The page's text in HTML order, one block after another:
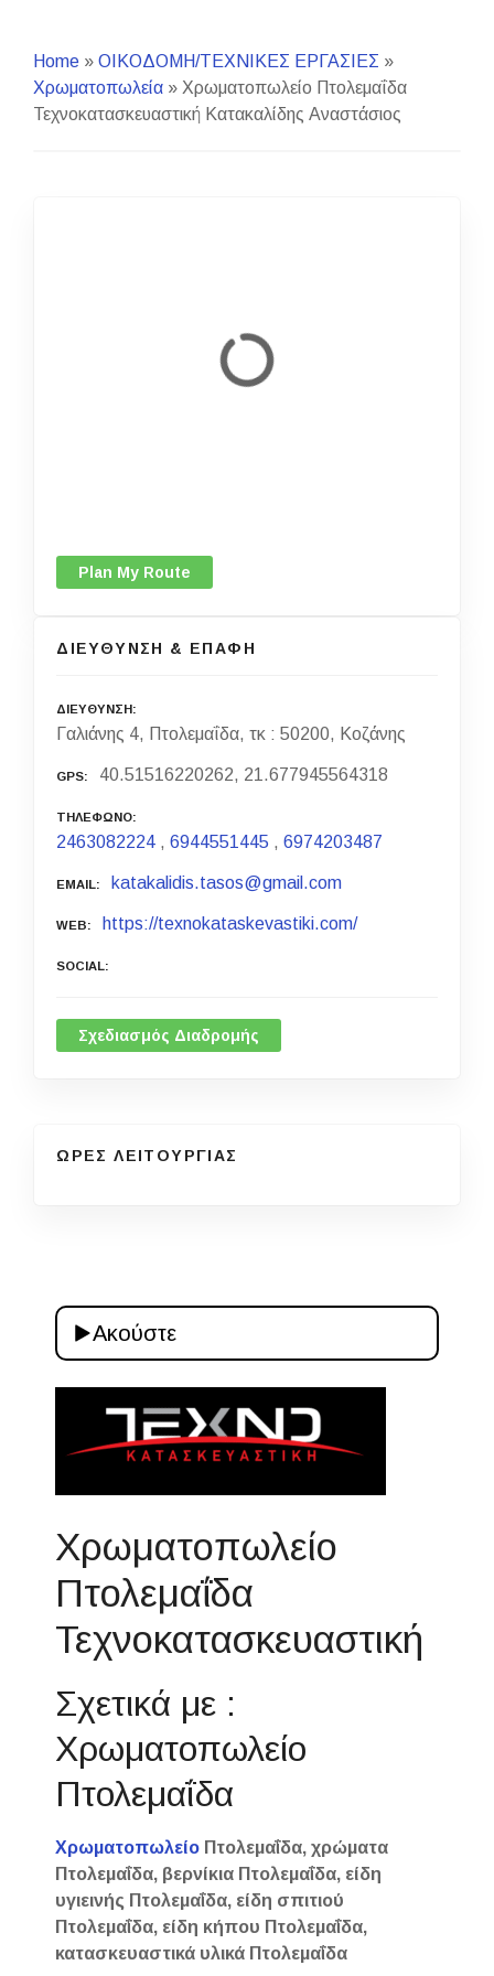
Home » ΟΙΚΟΔΟΜΗ/ΤΕΧΝΙΚΕΣ ΕΡΓΑΣΙΕΣ »
Χρωματοπωλεία » Χρωματοπωλείο Πτολεμαΐδα
Τεχνοκατασκευαστική Κατακαλίδης Αναστάσιος
Plan My Route
ΔΙΕΥΘΥΝΣΗ & ΕΠΑΦΗ
ΔΙΕΥΘΥΝΣΗ
Γαλιάνης 4, Πτολεμαΐδα, τκ : 50200, Κοζάνης
GPS 40.51516220262, 21.677945564318
ΤΗΛΕΦΩΝΟ
2463082224 ,6944551445 ,6974203487
EMAIL katakalidis.tasos@gmail.com
WEB https://texnokataskevastiki.com/
SOCIAL
Σχεδιασμός Διαδρομής
ΩΡΕΣ ΛΕΙΤΟΥΡΓΙΑΣ
Ακούστε
Χρωματοπωλείο
Πτολεμαΐδα
Τεχνοκατασκευαστική
Σχετικά με :
Χρωματοπωλείο
Πτολεμαΐδα
Χρωματοπωλείο Πτολεμαΐδα, χρώματα
Πτολεμαΐδα, βερνίκια Πτολεμαΐδα, είδη
υγιεινής Πτολεμαΐδα, είδη σπιτιού
Πτολεμαΐδα, είδη κήπου Πτολεμαΐδα,
κατασκευαστικά υλικά Πτολεμαΐδα